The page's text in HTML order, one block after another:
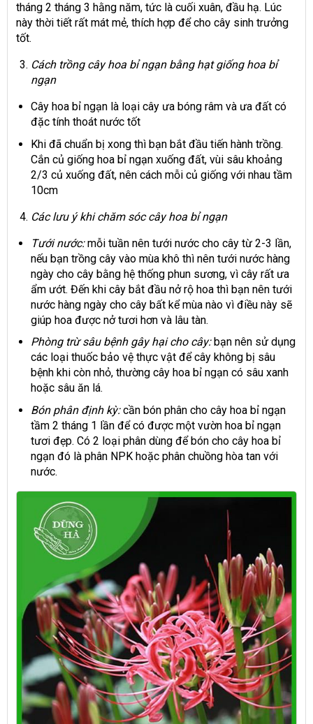
tháng 2 tháng 3 hằng năm, tức là cuối xuân, đầu hạ. Lúc
này thời tiết rất mát mẻ, thích hợp để cho cây sinh trưởng
tốt.
Cách trồng cây hoa bỉ ngạn bằng hạt giống hoa bỉ
ngạn
Cây hoa bỉ ngạn là loại cây ưa bóng râm và ưa đất có
đặc tính thoát nước tốt
Khi đã chuẩn bị xong thì bạn bắt đầu tiến hành trồng.
Cắn củ giống hoa bỉ ngạn xuống đất, vùi sâu khoảng
2/3 củ xuống đất, nên cách mỗi củ giống với nhau tầm
10cm
Các lưu ý khi chăm sóc cây hoa bỉ ngạn
Tưới nước:mỗi tuần nên tưới nước cho cây từ 2-3 lần,
nếu bạn trồng cây vào mùa khô thì nên tưới nước hàng
ngày cho cây bằng hệ thống phun sương, vì cây rất ưa
ẩm ướt. Đến khi cây bắt đầu nở rộ hoa thì bạn nên tưới
nước hàng ngày cho cây bất kể mùa nào vì điều này sẽ
giúp hoa được nở tươi hơn và lâu tàn.
Phòng trừ sâu bệnh gây hại cho cây:bạn nên sử dụng
các loại thuốc bảo vệ thực vật để cây không bị sâu
bệnh khi còn nhỏ, thường cây hoa bỉ ngạn có sâu xanh
hoặc sâu ăn lá.
Bón phân định kỳ:cần bón phân cho cây hoa bỉ ngạn
tầm 2 tháng 1 lần để có được một vườn hoa bỉ ngạn
tươi đẹp. Có 2 loại phân dùng để bón cho cây hoa bỉ
ngạn đó là phân NPK hoặc phân chuồng hòa tan với
nước.